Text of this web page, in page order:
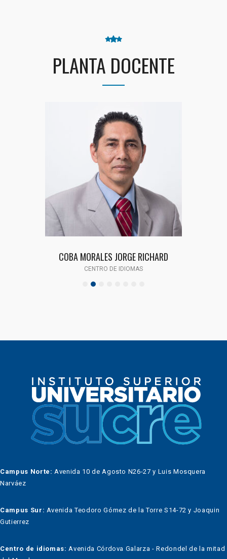
PLANTA DOCENTE
COBA MORALES JORGE RICHARD
CENTRO DE IDIOMAS
Campus Norte: Avenida 10 de Agosto N26-27 y Luis Mosquera
Narváez
Campus Sur: Avenida Teodoro Gómez de la Torre S14-72 y Joaquin
Gutierrez
Centro de idiomas: Avenida Córdova Galarza - Redondel de la mitad